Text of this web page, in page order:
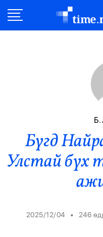
Эдийн
Эрүүл
Орон
Спорт
Б.
Бүгд
Улстай бүх
2025/12/04 • 246